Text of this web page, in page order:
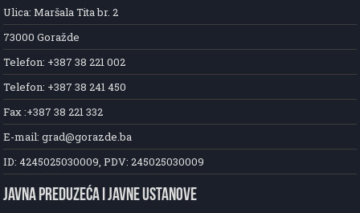
Ulica: Maršala Tita br. 2
73000 Goražde
Telefon: +387 38 221 002
Telefon: +387 38 241 450
Fax :+387 38 221 332
E-mail: grad@gorazde.ba
ID: 4245025030009, PDV: 245025030009
JAVNA PREDUZEĆA I JAVNE USTANOVE